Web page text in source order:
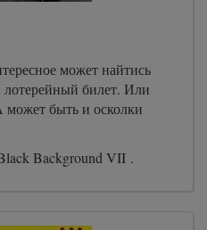
может найтись
билет. Или
может быть и осколки
Background VII .